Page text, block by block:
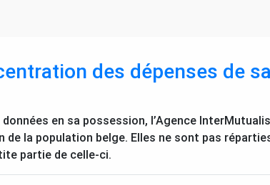
des dépenses de
données en sa possession, l’Agence
de la population belge. Elles ne sont pas
partie de celle-ci.